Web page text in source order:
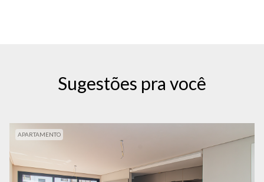
Sugestões pra você
APARTAMENTO